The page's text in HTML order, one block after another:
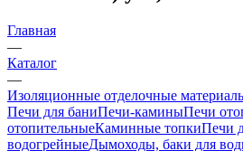
Главная
—
Каталог
—
Изоляционные отделочные
Печи для баниПечи-каминыПечи
отопительныеКаминные топкиПечи
водогрейныеДымоходы, баки для